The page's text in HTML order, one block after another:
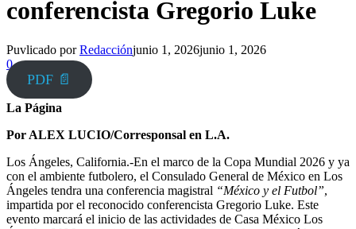
conferencista Gregorio Luke
Puvlicado porRedacciónjunio 1, 2026junio 1, 2026
0
PDF 📄
La Página
Por ALEX LUCIO/Corresponsal en L.A.
Los Ángeles, California.-En el marco de la Copa Mundial 2026 y ya
con el ambiente futbolero, el Consulado General de México en Los
Ángeles tendra una conferencia magistral “México y el Futbol”,
impartida por el reconocido conferencista Gregorio Luke. Este
evento marcará el inicio de las actividades de Casa México Los